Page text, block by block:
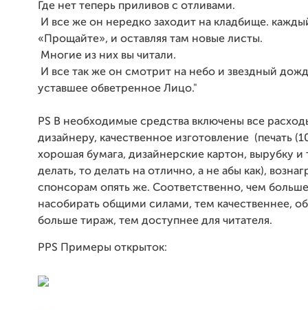
Где нет теперь приливов с отливами.
И все же он нередко заходит на кладбище.
«Прощайте», и оставляя там новые листы.
Многие из них вы читали.
И все так же он смотрит на небо и звездный
уставшее обветренное Лицо."
PS В необходимые средства включены все
дизайнеру, качественное изготовление (печать
хорошая бумага, дизайнерские картон, вырубку и
делать, то делать на отлично, а не абы как),
спонсорам опять же. Соответственно, чем
насобирать общими силами, тем качественнее,
больше тираж, тем доступнее для читателя.
PPS Примеры открыток: